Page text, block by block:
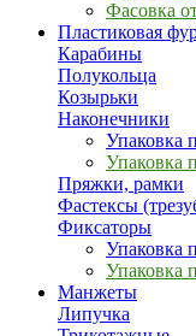
Фасовка
Пластиковая
Карабины
Полукольца
Козырьки
Наконечники
Упаковка
Упаковка
Пряжки, рамки
Фастексы
Фиксаторы
Упаковка
Упаковка
Манжеты
Липучка